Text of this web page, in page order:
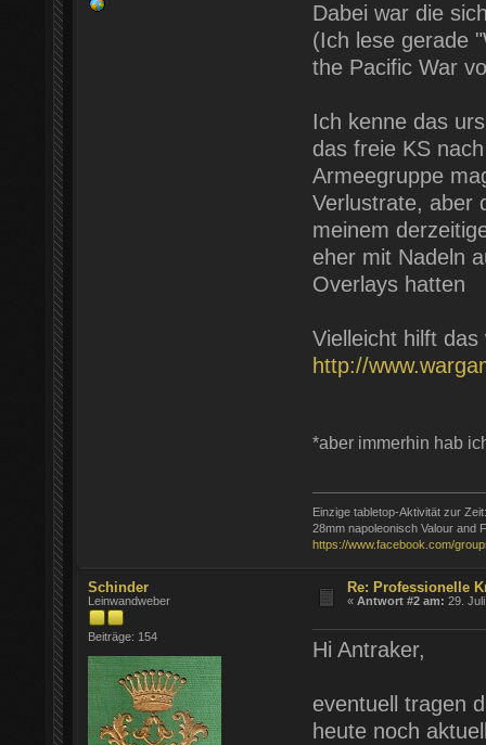
Dabei war die
(Ich lese gerade
the Pacific War
Ich kenne das
das freie KS
Armeegruppe
Verlustrate, aber
meinem
eher mit Nadeln
Overlays hatten
Vielleicht hilft das
http://
*aber immerhin hab
Einzige tabletop-Aktivität zur Zeit:
28mm napoleonisch Valour and
https://www.facebook.com/
Schinder
Leinwandweber
Beiträge: 154
Re: Professionelle
«Antwort #2 am: 29.
Hi Antraker,
eventuell tragen
heute noch